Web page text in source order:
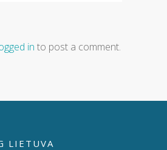
in to post a comment.
LIETUVA